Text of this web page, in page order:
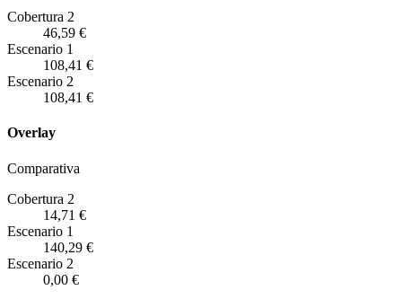
Cobertura 2
46,59 €
Escenario 1
108,41 €
Escenario 2
108,41 €
Overlay
Comparativa
Cobertura 2
14,71 €
Escenario 1
140,29 €
Escenario 2
0,00 €